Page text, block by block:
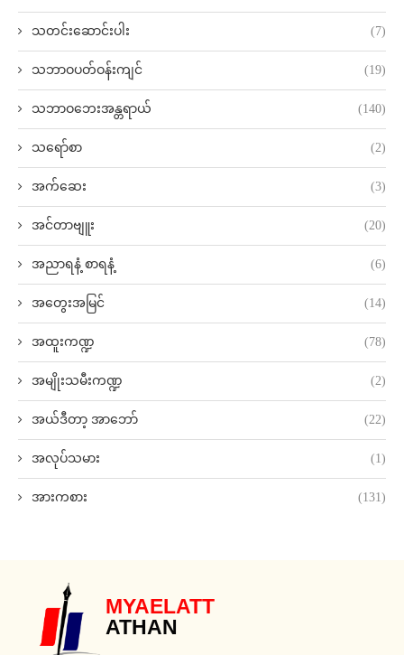
သတင်းဆောင်းပါး (7)
သဘာဝပတ်ဝန်းကျင် (19)
သဘာဝဘေးအန္တရာယ် (140)
သရော်စာ (2)
အက်ဆေး (3)
အင်တာဗျူး (20)
အညာရနံ့ စာရနံ့ (6)
အတွေးအမြင် (14)
အထူးကဏ္ဍ (78)
အမျိုးသမီးကဏ္ဍ (2)
အယ်ဒီတာ့ အာဘော် (22)
အလုပ်သမား (1)
အားကစား (131)
MYAELATT
ATHAN